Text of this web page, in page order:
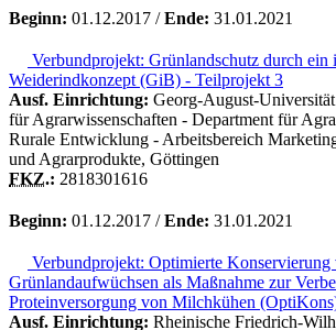
Beginn: 01.12.2017 /Ende: 31.01.2021
Verbundprojekt: Grünlandschutz durch ein
Weiderindkonzept (GiB) - Teilprojekt 3
Ausf. Einrichtung: Georg-August-
für Agrarwissenschaften - Department für
Rurale Entwicklung - Arbeitsbereich
und Agrarprodukte, Göttingen
FKZ.: 2818301616
Beginn: 01.12.2017 /Ende: 31.01.2021
Verbundprojekt: Optimierte Konservierung
Grünlandaufwüchsen als Maßnahme zur
Proteinversorgung von Milchkühen
Ausf. Einrichtung: Rheinische Friedrich-